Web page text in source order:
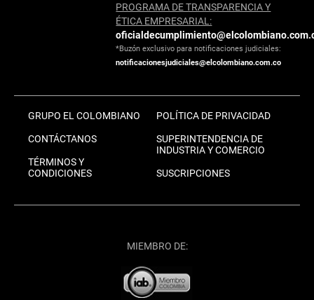
PROGRAMA DE TRANSPARENCIA Y
ÉTICA EMPRESARIAL:
*Buzón exclusivo para notificaciones judiciales:
notificacionesjudiciales@elcolombiano.com.co
GRUPO EL COLOMBIANO
CONTÁCTANOS
TÉRMINOS Y
CONDICIONES
POLÍTICA DE PRIVACIDAD
SUPERINTENDENCIA DE
INDUSTRIA Y COMERCIO
SUSCRIPCIONES
MIEMBRO DE: